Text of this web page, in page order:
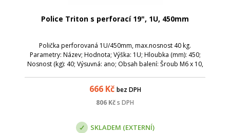
Police Triton s perforací 19", 1U, 450mm
Polička perforovaná 1U/450mm, max.nosnost 40 kg.
Parametry: Název; Hodnota; Výška: 1U; Hloubka (mm): 450;
Nosnost (kg): 40; Výsuvná: ano; Obsah balení: Šroub M6 x 10,
666Kč bez DPH
806 Kčs DPH
SKLADEM (EXTERNÍ)